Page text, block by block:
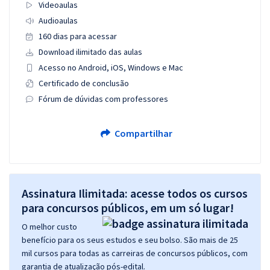
Videoaulas
Audioaulas
160 dias para acessar
Download ilimitado das aulas
Acesso no Android, iOS, Windows e Mac
Certificado de conclusão
Fórum de dúvidas com professores
Compartilhar
Assinatura Ilimitada: acesse todos os cursos
para concursos públicos, em um só lugar!
O melhor custo
benefício para os seus estudos e seu bolso. São mais de 25
mil cursos para todas as carreiras de concursos públicos, com
garantia de atualização pós-edital.